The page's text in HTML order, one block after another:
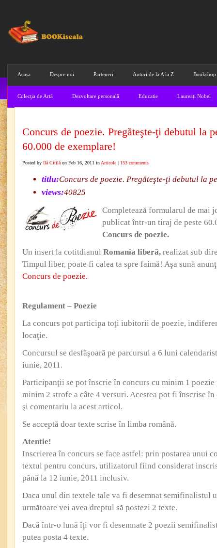
Acasa Despre noi Parteneri Autori de la A la Z Bookshop
Colecţia de Artă Dezvoltare personală Educatie Laureaţi Nobel
Concurs de poezie. Pregăteşte-ţi debutul la
60.000 de exemplare!
Posted by Ilă Citilă on Feb 16, 2011 in Articole | 153 comments
titlu:Concurs de poezie. Pregăteşte-ţi debutul la
views:40825
Completează formularul de mai
publicat într-un tiraj de peste
Concurs de poezie.
Un insert la cotitdianul Romania liberă, realizat sub
Timpul liber, poate fi calea ta spre faimă! Aşa sună
Concurs de poezie.
Regulament – Poezie
La concurs pot participa toţi iubitorii de poezie,
locaţie.
Concursul se desfăşoară pe parcursul a 6 luni
iunie, 2011.
Participanţii se pot înscrie în concurs cu minim 1 poezie
minim 2 strofe a câte 4 versuri. Acestea pot fi înscrise
şi comentariu la acest articol.
Se acceptă doar texte scrise în limba română.
Atentie!
Inscrierea în concurs se face astfel: prin postarea unui
textul pentru concurs, utilizatorul fiind considerat
până la 12 iunie, 2011 inclusiv.
Daca unul din textele tale va fi desemnat semifinalistul
următoare vei avea dreptul să postezi 2 texte.
Dacă într-o lună îţi vor fi desemnate 2 poezii
putea posta 4 texte.